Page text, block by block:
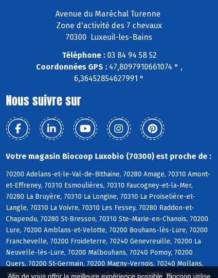
Afin de vous offrir la meilleure expérience possible, Biocoop utilise
Avenue du Maréchal Turenne
Zone d'activité des 7 chevaux
70300 Luxeuil-les-Bains
Téléphone :03 84 94 58 52
Coordonnées GPS :47,8097910661074 ° ,
6,36452854627991 °
Nous suivre sur
Votre magasin Biocoop Luxobio (70300) est proche de :
70200 Adelans-et-le-Val-de-Bithaine, 70280 Amage, 70310 Amont-
et-Effreney, 70310 Esmoulières, 70310 Faucogney-et-la-Mer,
70280 La Bruyère, 70310 La Longine, 70310 La Proiselière-et-
Langle, 70310 La Voivre, 70310 Les Fessey, 70280 Raddon-et-
Chapendu, 70280 St-Bresson, 70310 Ste-Marie-en-Chanois, 70200
Lure, 70200 Amblans-et-Velotte, 70200 Bouhans-lès-Lure, 70200
Franchevelle, 70200 Froideterre, 70240 Genevreuille, 70200 La
Neuvelle-lès-Lure, 70200 Malbouhans, 70240 Pomoy, 70200
Quers, 70200 St-Germain, 70200 Magny-Vernois, 70240 Mollans,
70200 Vy-lès-Lure, 70300 Luxeuil-les-Bains, 70300 St-Valbert,